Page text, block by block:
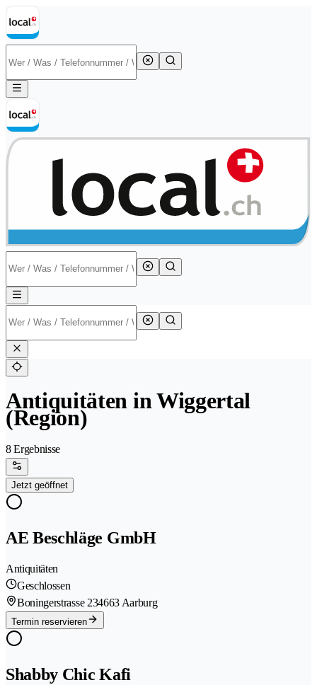
Antiquitäten in Wiggertal
(Region)
8 Ergebnisse
Jetzt geöffnet
AE Beschläge GmbH
Antiquitäten
Geschlossen
Boningerstrasse 234663 Aarburg
Termin reservieren
Shabby Chic Kafi